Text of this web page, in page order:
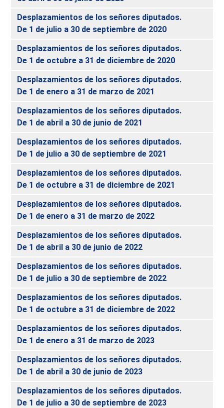
Desplazamientos de los señores diputados.
De 1 de julio a 30 de septiembre de 2020
Desplazamientos de los señores diputados.
De 1 de octubre a 31 de diciembre de 2020
Desplazamientos de los señores diputados.
De 1 de enero a 31 de marzo de 2021
Desplazamientos de los señores diputados.
De 1 de abril a 30 de junio de 2021
Desplazamientos de los señores diputados.
De 1 de julio a 30 de septiembre de 2021
Desplazamientos de los señores diputados.
De 1 de octubre a 31 de diciembre de 2021
Desplazamientos de los señores diputados.
De 1 de enero a 31 de marzo de 2022
Desplazamientos de los señores diputados.
De 1 de abril a 30 de junio de 2022
Desplazamientos de los señores diputados.
De 1 de julio a 30 de septiembre de 2022
Desplazamientos de los señores diputados.
De 1 de octubre a 31 de diciembre de 2022
Desplazamientos de los señores diputados.
De 1 de enero a 31 de marzo de 2023
Desplazamientos de los señores diputados.
De 1 de abril a 30 de junio de 2023
Desplazamientos de los señores diputados.
De 1 de julio a 30 de septiembre de 2023